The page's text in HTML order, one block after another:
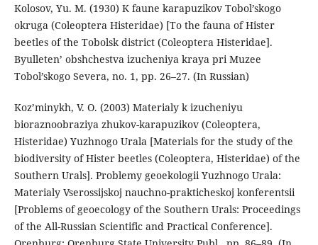
Kolosov, Yu. M. (1930) K faune karapuzikov Tobol’skogo
okruga (Coleoptera Histeridae) [To the fauna of Hister
beetles of the Tobolsk district (Coleoptera Histeridae].
Byulleten’ obshchestva izucheniya kraya pri Muzee
Tobol’skogo Severa, no. 1, pp. 26–27. (In Russian)
Koz’minykh, V. O. (2003) Materialy k izucheniyu
bioraznoobraziya zhukov-karapuzikov (Coleoptera,
Histeridae) Yuzhnogo Urala [Materials for the study of the
biodiversity of Hister beetles (Coleoptera, Histeridae) of the
Southern Urals]. Problemy geoekologii Yuzhnogo Urala:
Materialy Vserossijskoj nauchno-prakticheskoj konferentsii
[Problems of geoecology of the Southern Urals: Proceedings
of the All-Russian Scientific and Practical Conference].